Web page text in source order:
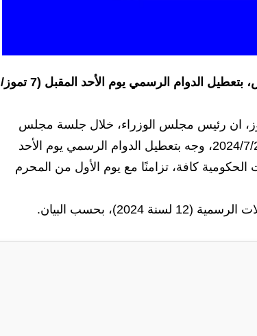
وجه رئيس مجلس الوزراء محمد شياع السوداني، اليوم الخميس، بتعطيل الدوام الرسمي يوم الأحد المقبل (7 تموز/
ان رئيس مجلس الوزراء، خلال جلسة مجلس
الوزراء في جلسته الاعتيادية السابعة والعشرين، المُنعقدة في 2024/7/2، وجه بتعطيل الدوام الرسمي يوم الأحد
والمؤسسات الحكومية كافة، تزامنًا مع يوم الأول من المحرم